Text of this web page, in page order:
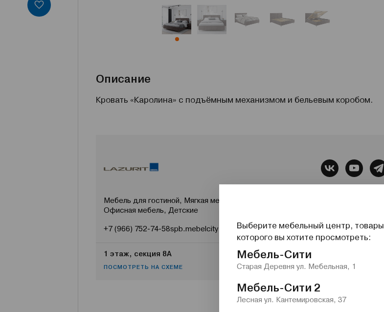
Описание
Кровать «Каролина» с подъёмным механизмом и бельевым коробом.
Мебель для гостиной, Мягкая мебель, Все для сна, Системы хранения,
Офисная мебель, Детские
+7 (966) 752-74-58spb.mebelcity1-2@nw.lazurit.comlazurit.com
1 этаж, секция 8А
ПОСМОТРЕТЬ НА СХЕМЕ
Выберите мебельный центр, товары
которого вы хотите просмотреть:
Мебель-Сити
Старая Деревня ул. Мебельная, 1
Мебель-Сити 2
Лесная ул. Кантемировская, 37